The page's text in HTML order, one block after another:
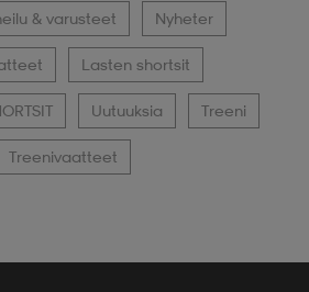
& varusteet Nyheter
Lasten shortsit
Uutuuksia Treeni
Treenivaatteet